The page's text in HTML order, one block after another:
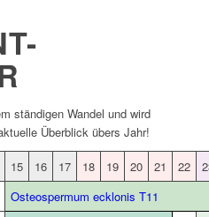
ständigen Wandel und wird
Überblick übers Jahr!
15 16 17 18 19 20 21 22
Osteospermum ecklonis T11